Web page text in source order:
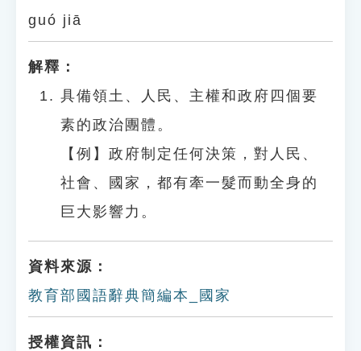
貓頭鷹博士
guó jiā
解釋：
具備領土、人民、主權和政府四個要
素的政治團體。
【例】政府制定任何決策，對人民、
社會、國家，都有牽一髮而動全身的
巨大影響力。
資料來源：
教育部國語辭典簡編本_國家
授權資訊：